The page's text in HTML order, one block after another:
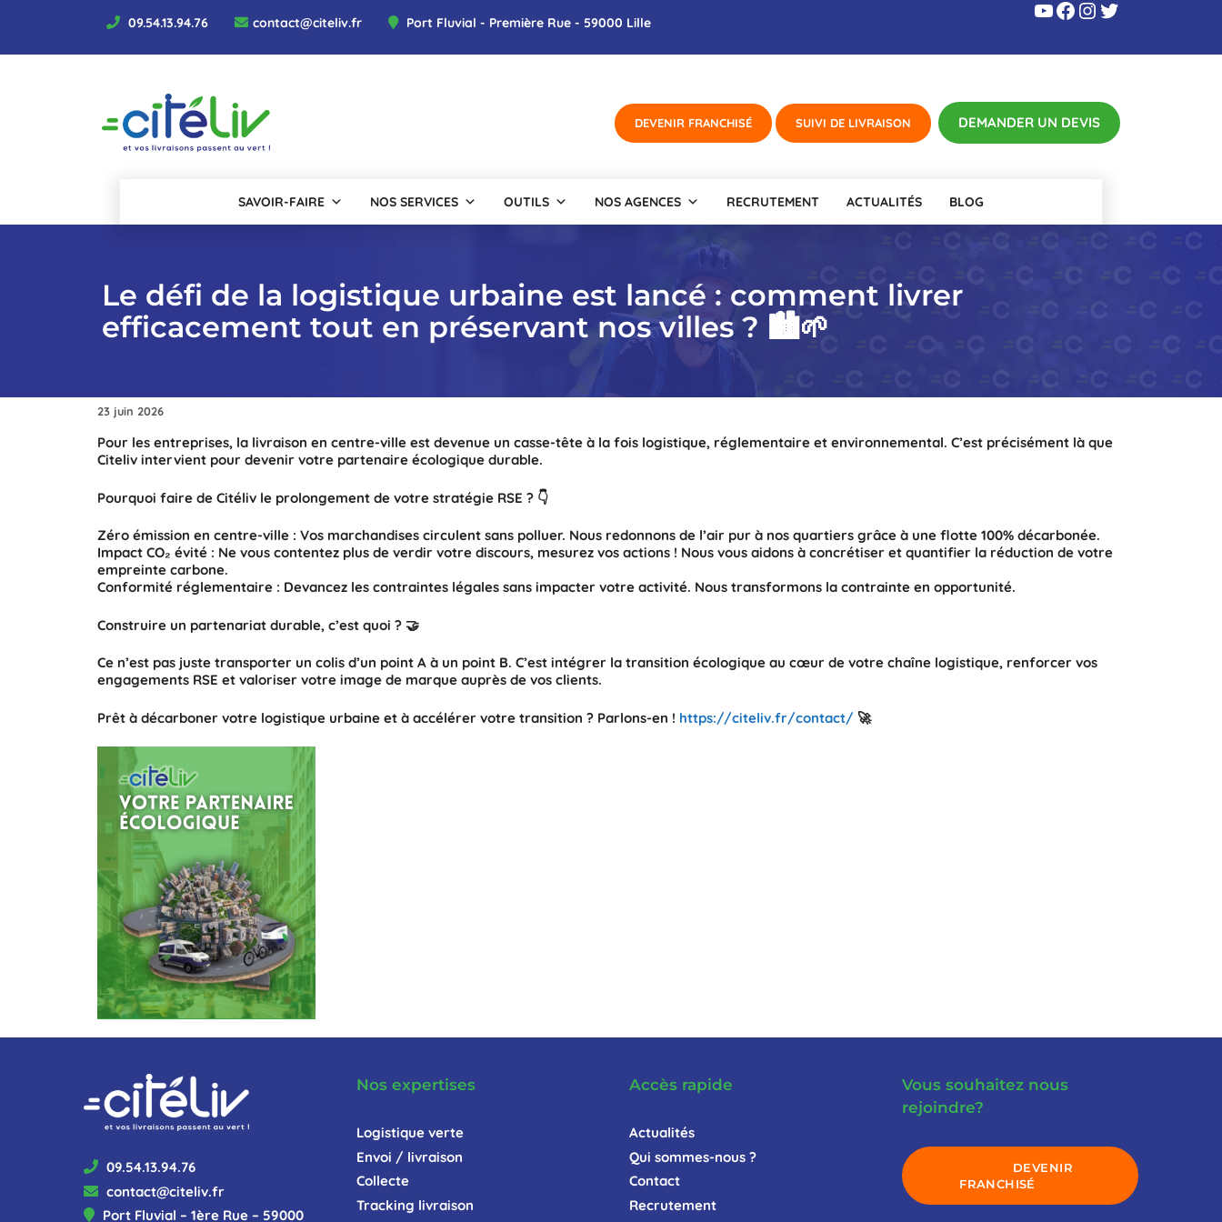
09.54.13.94.76 contact@citeliv.fr Port Fluvial - Première Rue - 59000 Lille YouTube
Facebook
Instagram
Twitter
SAVOIR-FAIRE NOS SERVICES OUTILS NOS AGENCES RECRUTEMENT ACTUALITÉS BLOG
Le défi de la logistique urbaine est lancé : comment livrer
efficacement tout en préservant nos villes ? 🏙️🌱
23 juin 2026
Pour les entreprises, la livraison en centre-ville est devenue un casse-tête à la fois logistique, réglementaire et environnemental. C’est précisément là que
Citeliv intervient pour devenir votre partenaire écologique durable.
Pourquoi faire de Citéliv le prolongement de votre stratégie RSE ? 👇
Zéro émission en centre-ville : Vos marchandises circulent sans polluer. Nous redonnons de l’air pur à nos quartiers grâce à une flotte 100% décarbonée.
Impact CO₂ évité : Ne vous contentez plus de verdir votre discours, mesurez vos actions ! Nous vous aidons à concrétiser et quantifier la réduction de votre
empreinte carbone.
Conformité réglementaire : Devancez les contraintes légales sans impacter votre activité. Nous transformons la contrainte en opportunité.
Construire un partenariat durable, c’est quoi ? 🤝
Ce n’est pas juste transporter un colis d’un point A à un point B. C’est intégrer la transition écologique au cœur de votre chaîne logistique, renforcer vos
engagements RSE et valoriser votre image de marque auprès de vos clients.
Prêt à décarboner votre logistique urbaine et à accélérer votre transition ? Parlons-en ! https://citeliv.fr/contact/ 🚀
09.54.13.94.76
contact@citeliv.fr
Port Fluvial – 1ère Rue – 59000
Nos expertises
Logistique verte
Envoi / livraison
Collecte
Tracking livraison
Accès rapide
Actualités
Qui sommes-nous ?
Contact
Recrutement
Vous souhaitez nous
rejoindre?
DEVENIR
FRANCHISÉ